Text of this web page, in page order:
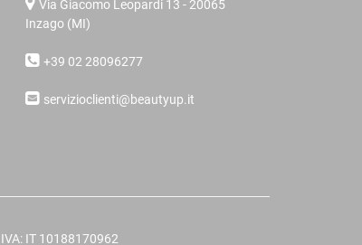
Via Giacomo Leopardi 13 - 20065
Inzago (MI)
+39 02 28096277
servizioclienti@beautyup.it
IT 10188170962